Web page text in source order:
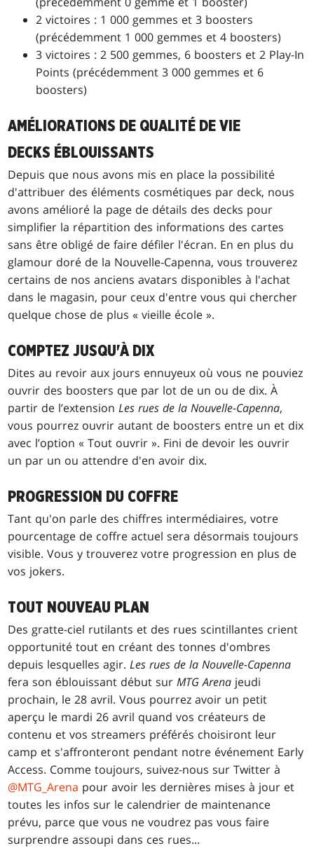
2 victoires : 1 000 gemmes et 3 boosters
(précédemment 1 000 gemmes et 4 boosters)
3 victoires : 2 500 gemmes, 6 boosters et 2 Play-In
Points (précédemment 3 000 gemmes et 6
boosters)
AMÉLIORATIONS DE QUALITÉ DE VIE
DECKS ÉBLOUISSANTS
Depuis que nous avons mis en place la possibilité
d'attribuer des éléments cosmétiques par deck, nous
avons amélioré la page de détails des decks pour
simplifier la répartition des informations des cartes
sans être obligé de faire défiler l'écran. En en plus du
glamour doré de la Nouvelle-Capenna, vous trouverez
certains de nos anciens avatars disponibles à l'achat
dans le magasin, pour ceux d'entre vous qui chercher
quelque chose de plus « vieille école ».
COMPTEZ JUSQU'À DIX
Dites au revoir aux jours ennuyeux où vous ne pouviez
ouvrir des boosters que par lot de un ou de dix. À
partir de l’extensionLes rues de la Nouvelle-Capenna,
vous pourrez ouvrir autant de boosters entre un et dix
avec l’option « Tout ouvrir ». Fini de devoir les ouvrir
un par un ou attendre d'en avoir dix.
PROGRESSION DU COFFRE
Tant qu'on parle des chiffres intermédiaires, votre
pourcentage de coffre actuel sera désormais toujours
visible. Vous y trouverez votre progression en plus de
vos jokers.
TOUT NOUVEAU PLAN
Des gratte-ciel rutilants et des rues scintillantes crient
opportunité tout en créant des tonnes d'ombres
depuis lesquelles agir.Les rues de la Nouvelle-Capenna
fera son éblouissant début surMTG Arena jeudi
prochain, le 28 avril. Vous pourrez avoir un petit
aperçu le mardi 26 avril quand vos créateurs de
contenu et vos streamers préférés choisiront leur
camp et s'affronteront pendant notre événement Early
Access. Comme toujours, suivez-nous sur Twitter à
@MTG_Arena pour avoir les dernières mises à jour et
toutes les infos sur le calendrier de maintenance
prévu, parce que vous ne voudrez pas vous faire
surprendre assoupi dans ces rues...